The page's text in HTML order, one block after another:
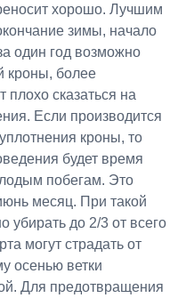
хорошо. Лучшим
зимы, начало
один год возможно
кроны, более
плохо сказаться на
Если производится
кроны, то
будет время
побегам. Это
месяц. При такой
убирать до 2/3 от всего
могут страдать от
осенью ветки
Для предотвращения